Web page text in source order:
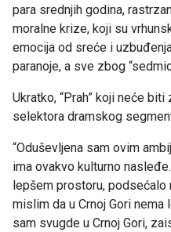
para srednjih godina,
moralne krize, koji su
emocija od sreće i
paranoje, a sve zbog
Ukratko, “Prah” koji neće
selektora dramskog
“Oduševljena sam ovim
ima ovakvo kulturno
lepšem prostoru,
mislim da u Crnoj Gori
sam svugde u Crnoj Gori,